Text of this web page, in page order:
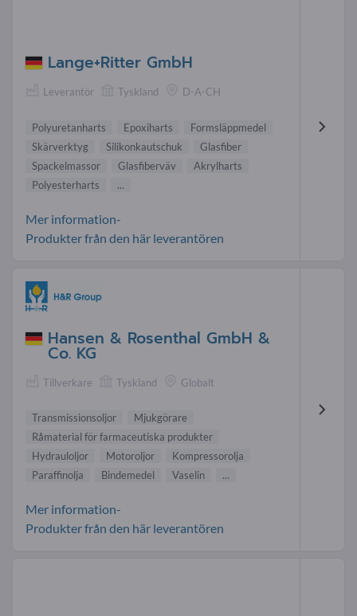
Lange+Ritter GmbH
Leverantör Tyskland D-A-CH
Polyuretanharts Epoxiharts
Formsläppmedel
Skärverktyg
Silikonkautschuk
Glasfiber
Spackelmassor
Glasfiberväv
Akrylharts
Polyesterharts
...
Mer information-
Produkter från den här leverantören
Hansen & Rosenthal GmbH &
Co. KG
Tillverkare Tyskland Globalt
Transmissionsoljor
Mjukgörare
Råmaterial för farmaceutiska produkter
Hydrauloljor
Motoroljor
Kompressorolja
Paraffinolja
Bindemedel Vaselin ...
Mer information-
Produkter från den här leverantören